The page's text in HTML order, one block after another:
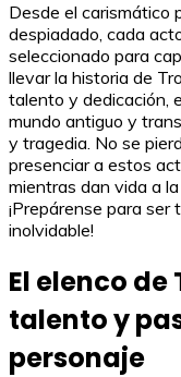
Desde el carismático
despiadado, cada
seleccionado para
llevar la historia de
talento y dedicación,
mundo antiguo y
y tragedia. No se
presenciar a estos
mientras dan vida a
¡Prepárense para
inolvidable!
El elenco
talento y
personaje